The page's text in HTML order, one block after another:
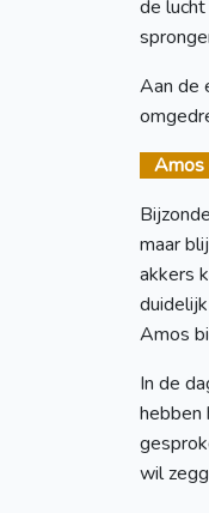
de
Aan de
Amos
maar
akkers
Amos
In de
hebben
wil